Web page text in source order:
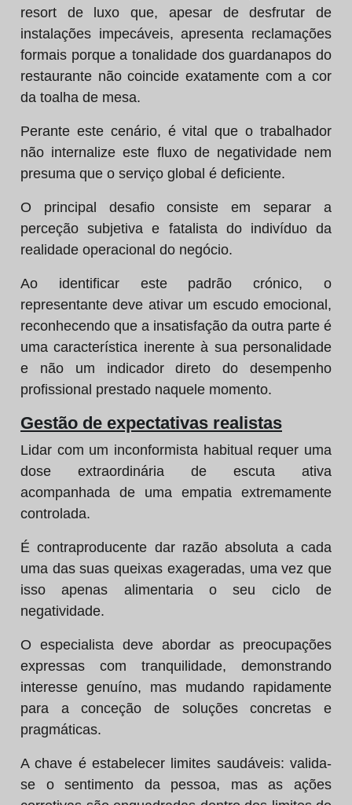
resort de luxo que, apesar de desfrutar de
instalações impecáveis, apresenta reclamações
formais porque a tonalidade dos guardanapos do
restaurante não coincide exatamente com a cor
da toalha de mesa.
Perante este cenário, é vital que o trabalhador
não internalize este fluxo de negatividade nem
presuma que o serviço global é deficiente.
O principal desafio consiste em separar a
perceção subjetiva e fatalista do indivíduo da
realidade operacional do negócio.
Ao identificar este padrão crónico, o
representante deve ativar um escudo emocional,
reconhecendo que a insatisfação da outra parte é
uma característica inerente à sua personalidade
e não um indicador direto do desempenho
profissional prestado naquele momento.
Gestão de expectativas realistas
Lidar com um inconformista habitual requer uma
dose extraordinária de escuta ativa
acompanhada de uma empatia extremamente
controlada.
É contraproducente dar razão absoluta a cada
uma das suas queixas exageradas, uma vez que
isso apenas alimentaria o seu ciclo de
negatividade.
O especialista deve abordar as preocupações
expressas com tranquilidade, demonstrando
interesse genuíno, mas mudando rapidamente
para a conceção de soluções concretas e
pragmáticas.
A chave é estabelecer limites saudáveis: valida-
se o sentimento da pessoa, mas as ações